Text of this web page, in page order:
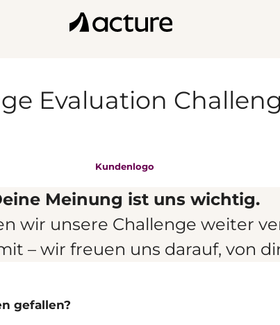
Evaluation
Kundenlogo
Meinung ist uns wichtig.
wir unsere Challenge weiter
– wir freuen uns darauf, von
gefallen?